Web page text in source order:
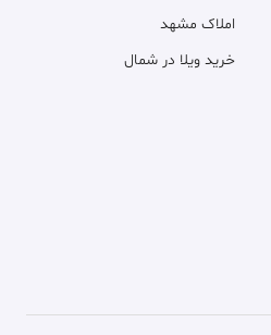
املاک مشهد
خرید ویلا در شمال